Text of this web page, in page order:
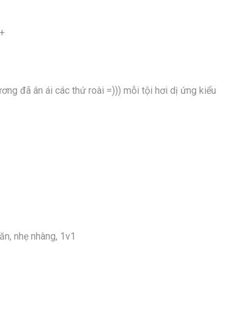
đã ân ái các thứ roài =))) mỗi tội hơi dị ứng kiểu
nhẹ nhàng, 1v1